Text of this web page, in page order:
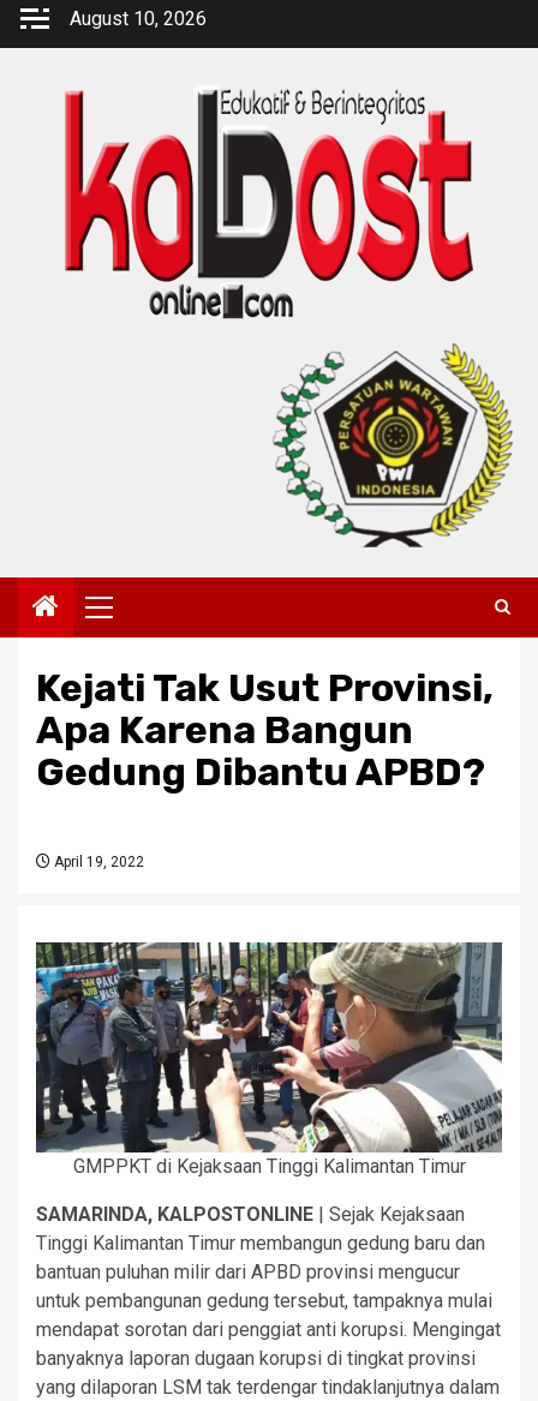
Skip
August 10, 2026
Primary
Menu
Kejati Tak Usut Provinsi,
Apa Karena Bangun
Gedung Dibantu APBD?
April 19, 2022
GMPPKT di Kejaksaan Tinggi Kalimantan Timur
SAMARINDA, KALPOSTONLINE
| Sejak Kejaksaan
Tinggi Kalimantan Timur membangun gedung baru dan
bantuan puluhan milir dari APBD provinsi mengucur
untuk pembangunan gedung tersebut, tampaknya mulai
mendapat sorotan dari penggiat anti korupsi. Mengingat
banyaknya laporan dugaan korupsi di tingkat provinsi
yang dilaporan LSM tak terdengar tindaklanjutnya dalam